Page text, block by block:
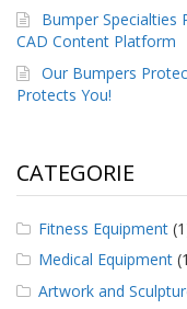
F
A
Q
o
g
C
n
t
Bumper Specialties
CAD Content Platform
Our Bumpers
Protects You!
CATEGORIE
Fitness Equipment
Medical Equipment
Artwork and